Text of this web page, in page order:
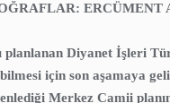
ERCÜMENT
planlanan Diyanet İşleri
için son aşamaya
Merkez Camii